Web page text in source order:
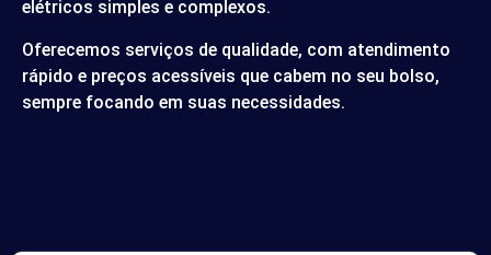
elétricos simples e complexos.
Oferecemos serviços de qualidade, com atendimento
rápido e preços acessíveis que cabem no seu bolso,
sempre focando em suas necessidades.